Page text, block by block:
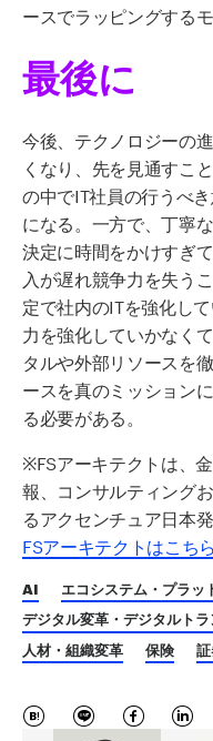
ースでラッピングする
最後に
今後、テクノロジーの
くなり、先を見通すこ
の中でIT社員の行うべ
になる。一方で、丁寧
決定に時間をかけすぎ
入が遅れ競争力を失う
定で社内のITを強化し
力を強化していかなく
タルや外部リソースを
ースを真のミッション
る必要がある。
※FSアーキテクトは、
報、コンサルティング
るアクセンチュア日本
FSアーキテクトはこちら
AI
エコシステム・プラッ
デジタル変革・デジタルト
人材・組織変革
保険